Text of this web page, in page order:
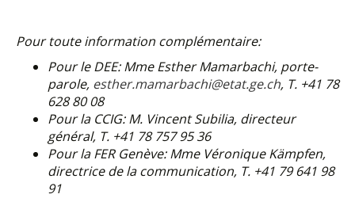
Pour toute information complémentaire:
Pour le DEE: Mme Esther Mamarbachi, porte-
parole, esther.mamarbachi@etat.ge.ch, T. +41 78
628 80 08
Pour la CCIG: M. Vincent Subilia, directeur
général, T. +41 78 757 95 36
Pour la FER Genève: Mme Véronique Kämpfen,
directrice de la communication, T. +41 79 641 98
91